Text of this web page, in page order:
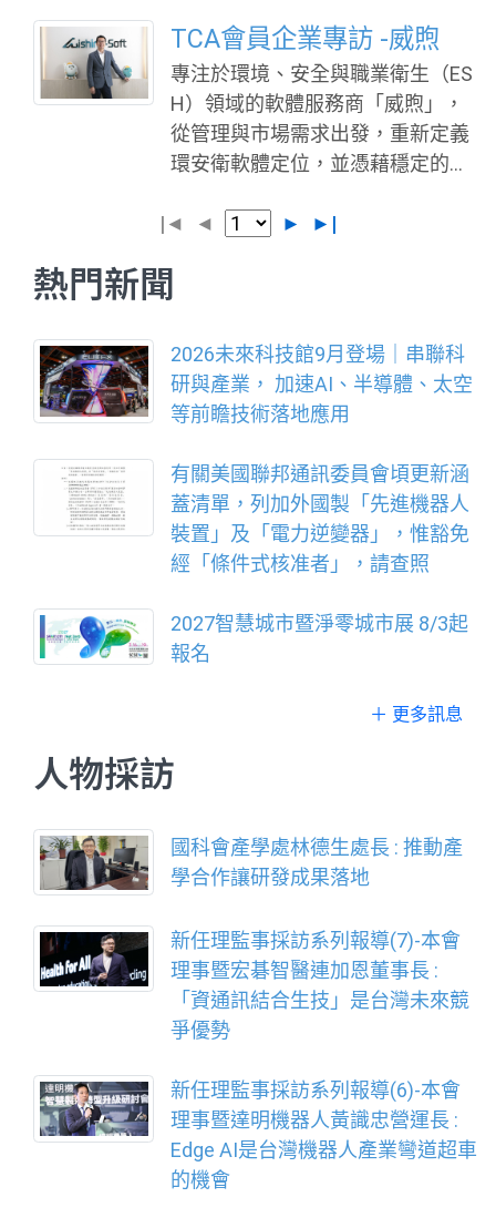
軌衛星、AI伺服器，到RF通訊協
定、EMC電磁相容、安規驗證、資
安測試、環保法規與ESG永續解決
方案
憶與情感連結，最終轉化為具體行
動，才是關鍵所在。Web5 Studio
建構「可參與、可追蹤、可轉換」
模式，將互動設計從輔助角色提升
為行銷轉換機制，成為企業持續累
基礎。 Web5 Studio 以四大產品線
尋見」為核心理念，推出精準定位
解決方案，不僅定位精度超越市面
主流產品，更以無需電池的設計，
回應ESG永續需求，為產業帶來嶄
新選擇。 「關鍵在於結合RFID與專
數據蒐集、演算法調適與訊號優
化，成功將RFID的類比訊號轉化為
高精度數位定位資訊，使系統在複
雜環境中仍能維持穩定表現。由於
需電池，故兼具了更長距離與更高
可靠性的優勢，相關技術亦已申請
專利，建立市場競爭門檻。 在硬體
制。第二代超長距手持RFID讀卡機
已於近期完成開發，實測定位距離
突破100公尺，遠超市面主流設備
約28公尺的水準。同時，在約5公
TCA會員企業專訪 -威煦
專注於環境、安全與職業衛生（ES
H）領域的軟體服務商「威煦」，
從管理與市場需求出發，重新定義
環安衛軟體定位，並憑藉穩定的產
上建立領先地位，並以高達九成的
為核心，使環安衛管理成為企業營
運的「必考題」。然而長期以來，
多數企業將其視為法規遵循的「成
式偏向人工與經驗累積。近年隨著
ESG趨勢崛起，特別是國際供應鏈
對碳排與合規要求日益嚴格，企業
開始意識到環安衛不僅關乎風險控
爭力，因此市場需求也隨之快速升
溫。 威煦正是在此轉折點上，展現
體即服務）模式為核心，推出涵蓋
雲、碳盤雲及行動雲等「六大雲端
系統」，並持續開發
|◄ ◄ ► ►|
熱門新聞
2026未來科技館9月登場｜串聯科
研與產業， 加速AI、半導體、太空
等前瞻技術落地應用
有關美國聯邦通訊委員會頃更新涵
蓋清單，列加外國製「先進機器人
裝置」及「電力逆變器」，惟豁免
經「條件式核准者」，請查照
2027智慧城市暨淨零城市展 8/3起
報名
＋ 更多訊息
人物採訪
國科會產學處林德生處長 : 推動產
學合作讓研發成果落地
新任理監事採訪系列報導(7)-本會
理事暨宏碁智醫連加恩董事長 :
「資通訊結合生技」是台灣未來競
爭優勢
新任理監事採訪系列報導(6)-本會
理事暨達明機器人黃識忠營運長 :
Edge AI是台灣機器人產業彎道超車
的機會